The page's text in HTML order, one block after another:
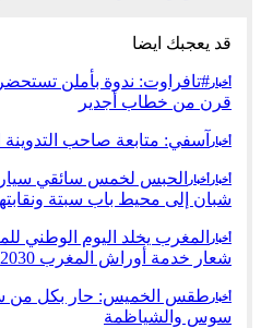
قد يعجبك ايضا
أخبار #تافراوت: ندوة بأملن
قرن من خطاب أجدير
أخبار آسفي: متابعة صاحب
أخبار أخبار
الحبس لخمس سائقي
شبان إلى محيط باب سبتة
أخبار
المغرب يخلد اليوم الوطني
شعار خدمة أوراش المغرب 2030
أخبار طقس الخميس: ﺣﺎﺭ بكل من
سوس والشياظمة